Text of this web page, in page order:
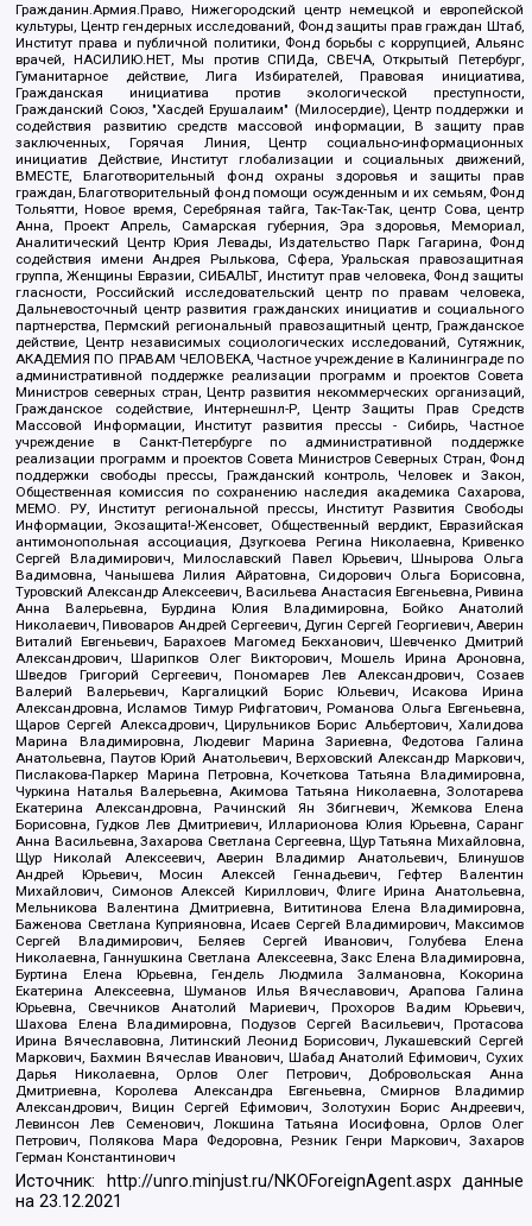
Гражданин.Армия.Право, Нижегородский центр немецкой и европейской
культуры, Центр гендерных исследований, Фонд защиты прав граждан Штаб,
Институт права и публичной политики, Фонд борьбы с коррупцией, Альянс
врачей, НАСИЛИЮ.НЕТ, Мы против СПИДа, СВЕЧА, Открытый Петербург,
Гуманитарное действие, Лига Избирателей, Правовая инициатива,
Гражданская инициатива против экологической преступности,
Гражданский Союз, "Хасдей Ерушалаим" (Милосердие), Центр поддержки и
содействия развитию средств массовой информации, В защиту прав
заключенных, Горячая Линия, Центр социально-информационных
инициатив Действие, Институт глобализации и социальных движений,
ВМЕСТЕ, Благотворительный фонд охраны здоровья и защиты прав
граждан, Благотворительный фонд помощи осужденным и их семьям, Фонд
Тольятти, Новое время, Серебряная тайга, Так-Так-Так, центр Сова, центр
Анна, Проект Апрель, Самарская губерния, Эра здоровья, Мемориал,
Аналитический Центр Юрия Левады, Издательство Парк Гагарина, Фонд
содействия имени Андрея Рылькова, Сфера, Уральская правозащитная
группа, Женщины Евразии, СИБАЛЬТ, Институт прав человека, Фонд защиты
гласности, Российский исследовательский центр по правам человека,
Дальневосточный центр развития гражданских инициатив и социального
партнерства, Пермский региональный правозащитный центр, Гражданское
действие, Центр независимых социологических исследований, Сутяжник,
АКАДЕМИЯ ПО ПРАВАМ ЧЕЛОВЕКА, Частное учреждение в Калининграде по
административной поддержке реализации программ и проектов Совета
Министров северных стран, Центр развития некоммерческих организаций,
Гражданское содействие, Интернешнл-Р, Центр Защиты Прав Средств
Массовой Информации, Институт развития прессы - Сибирь, Частное
учреждение в Санкт-Петербурге по административной поддержке
реализации программ и проектов Совета Министров Северных Стран, Фонд
поддержки свободы прессы, Гражданский контроль, Человек и Закон,
Общественная комиссия по сохранению наследия академика Сахарова,
МЕМО. РУ, Институт региональной прессы, Институт Развития Свободы
Информации, Экозащита!-Женсовет, Общественный вердикт, Евразийская
антимонопольная ассоциация, Дзугкоева Регина Николаевна, Кривенко
Сергей Владимирович, Милославский Павел Юрьевич, Шнырова Ольга
Вадимовна, Чанышева Лилия Айратовна, Сидорович Ольга Борисовна,
Туровский Александр Алексеевич, Васильева Анастасия Евгеньевна, Ривина
Анна Валерьевна, Бурдина Юлия Владимировна, Бойко Анатолий
Николаевич, Пивоваров Андрей Сергеевич, Дугин Сергей Георгиевич, Аверин
Виталий Евгеньевич, Барахоев Магомед Бекханович, Шевченко Дмитрий
Александрович, Шарипков Олег Викторович, Мошель Ирина Ароновна,
Шведов Григорий Сергеевич, Пономарев Лев Александрович, Созаев
Валерий Валерьевич, Каргалицкий Борис Юльевич, Исакова Ирина
Александровна, Исламов Тимур Рифгатович, Романова Ольга Евгеньевна,
Щаров Сергей Алексадрович, Цирульников Борис Альбертович, Халидова
Марина Владимировна, Людевиг Марина Зариевна, Федотова Галина
Анатольевна, Паутов Юрий Анатольевич, Верховский Александр Маркович,
Пислакова-Паркер Марина Петровна, Кочеткова Татьяна Владимировна,
Чуркина Наталья Валерьевна, Акимова Татьяна Николаевна, Золотарева
Екатерина Александровна, Рачинский Ян Збигневич, Жемкова Елена
Борисовна, Гудков Лев Дмитриевич, Илларионова Юлия Юрьевна, Саранг
Анна Васильевна, Захарова Светлана Сергеевна, Щур Татьяна Михайловна,
Щур Николай Алексеевич, Аверин Владимир Анатольевич, Блинушов
Андрей Юрьевич, Мосин Алексей Геннадьевич, Гефтер Валентин
Михайлович, Симонов Алексей Кириллович, Флиге Ирина Анатольевна,
Мельникова Валентина Дмитриевна, Вититинова Елена Владимировна,
Баженова Светлана Куприяновна, Исаев Сергей Владимирович, Максимов
Сергей Владимирович, Беляев Сергей Иванович, Голубева Елена
Николаевна, Ганнушкина Светлана Алексеевна, Закс Елена Владимировна,
Буртина Елена Юрьевна, Гендель Людмила Залмановна, Кокорина
Екатерина Алексеевна, Шуманов Илья Вячеславович, Арапова Галина
Юрьевна, Свечников Анатолий Мариевич, Прохоров Вадим Юрьевич,
Шахова Елена Владимировна, Подузов Сергей Васильевич, Протасова
Ирина Вячеславовна, Литинский Леонид Борисович, Лукашевский Сергей
Маркович, Бахмин Вячеслав Иванович, Шабад Анатолий Ефимович, Сухих
Дарья Николаевна, Орлов Олег Петрович, Добровольская Анна
Дмитриевна, Королева Александра Евгеньевна, Смирнов Владимир
Александрович, Вицин Сергей Ефимович, Золотухин Борис Андреевич,
Левинсон Лев Семенович, Локшина Татьяна Иосифовна, Орлов Олег
Петрович, Полякова Мара Федоровна, Резник Генри Маркович, Захаров
Герман Константинович
Источник: http://unro.minjust.ru/NKOForeignAgent.aspxданные
на23.12.2021